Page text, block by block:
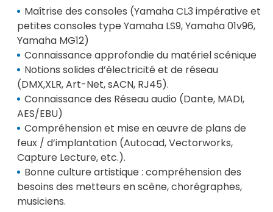
Maîtrise des consoles (Yamaha CL3 impérative et
petites consoles type Yamaha LS9, Yamaha 01v96,
Yamaha MG12)
Connaissance approfondie du matériel scénique
Notions solides d’électricité et de réseau
(DMX,XLR, Art-Net, sACN, RJ45).
Connaissance des Réseau audio (Dante, MADI,
AES/EBU)
Compréhension et mise en œuvre de plans de
feux / d’implantation (Autocad, Vectorworks,
Capture Lecture, etc.).
Bonne culture artistique : compréhension des
besoins des metteurs en scène, chorégraphes,
musiciens.